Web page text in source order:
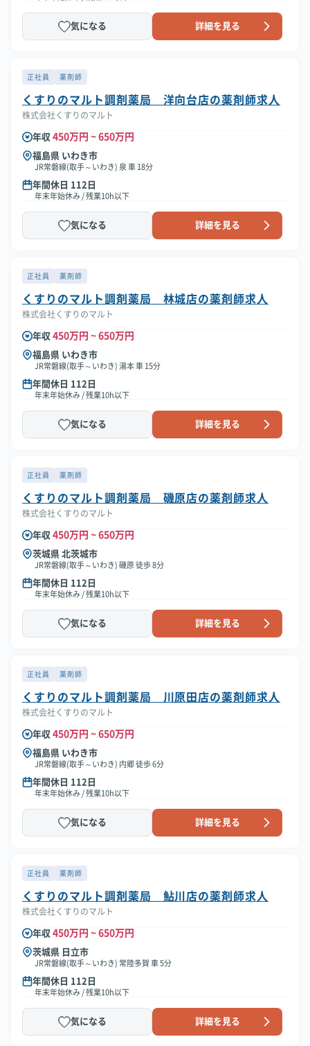
気になる 詳細を見る
正社員 薬剤師
くすりのマルト調剤薬局 洋向台店の薬剤師求人
株式会社くすりのマルト
年収 450万円 ~ 650万円
福島県 いわき市
JR常磐線(取手～いわき) 泉 車 18分
年間休日 112日
年末年始休み / 残業10h以下
気になる 詳細を見る
正社員 薬剤師
くすりのマルト調剤薬局 林城店の薬剤師求人
株式会社くすりのマルト
年収 450万円 ~ 650万円
福島県 いわき市
JR常磐線(取手～いわき) 湯本 車 15分
年間休日 112日
年末年始休み / 残業10h以下
気になる 詳細を見る
正社員 薬剤師
くすりのマルト調剤薬局 磯原店の薬剤師求人
株式会社くすりのマルト
年収 450万円 ~ 650万円
茨城県 北茨城市
JR常磐線(取手～いわき) 磯原 徒歩 8分
年間休日 112日
年末年始休み / 残業10h以下
気になる 詳細を見る
正社員 薬剤師
くすりのマルト調剤薬局 川原田店の薬剤師求人
株式会社くすりのマルト
年収 450万円 ~ 650万円
福島県 いわき市
JR常磐線(取手～いわき) 内郷 徒歩 6分
年間休日 112日
年末年始休み / 残業10h以下
気になる 詳細を見る
正社員 薬剤師
くすりのマルト調剤薬局 鮎川店の薬剤師求人
株式会社くすりのマルト
年収 450万円 ~ 650万円
茨城県 日立市
JR常磐線(取手～いわき) 常陸多賀 車 5分
年間休日 112日
年末年始休み / 残業10h以下
気になる 詳細を見る